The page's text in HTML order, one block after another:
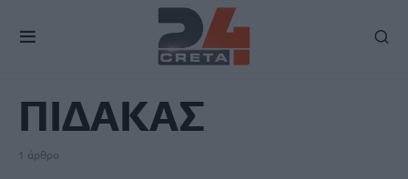
ΠΙΔΑΚΑΣ
1 άρθρο